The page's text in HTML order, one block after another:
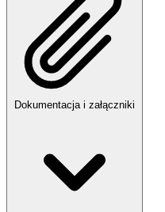
Dokumentacja i załączniki